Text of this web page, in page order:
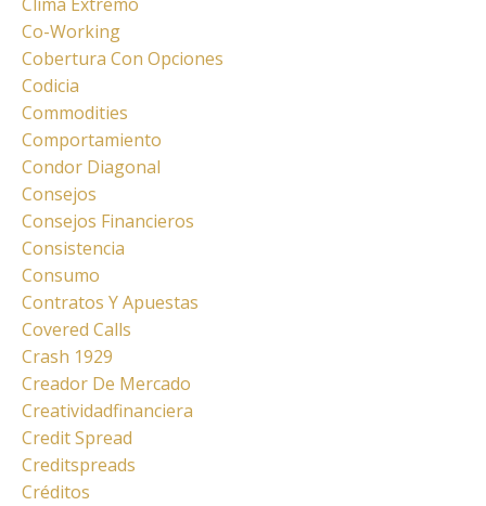
Co-Working
Cobertura Con Opciones
Codicia
Commodities
Comportamiento
Condor Diagonal
Consejos
Consejos Financieros
Consistencia
Consumo
Contratos Y Apuestas
Covered Calls
Crash 1929
Creador De Mercado
Creatividadfinanciera
Credit Spread
Creditspreads
Créditos